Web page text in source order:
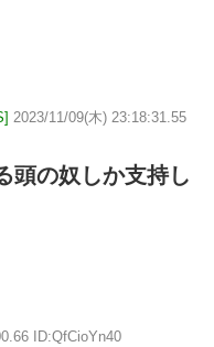
2023/11/09(木) 23:18:31.55
頭の奴しか支持し
ID:QfCioYn40